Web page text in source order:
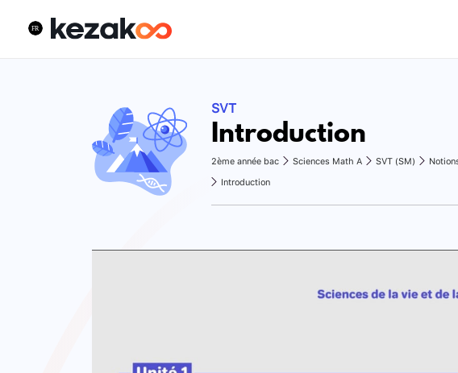
SVT
Introduction
2ème année bac Sciences Math A SVT (SM)
Introduction